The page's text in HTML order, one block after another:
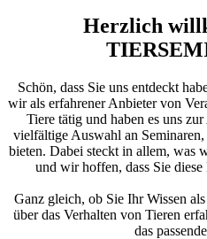
Herzlich
Schön, dass Sie uns entdeckt
wir als erfahrener Anbieter von
Tiere tätig und haben es uns
vielfältige Auswahl an
bieten. Dabei steckt in allem, was
und wir hoffen, dass Sie
Ganz gleich, ob Sie Ihr Wissen
über das Verhalten von Tieren
das